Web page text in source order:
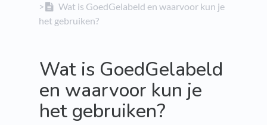
>​
Wat is GoedGelabeld en waarvoor kun je
het gebruiken?
Wat is GoedGelabeld
en waarvoor kun je
het gebruiken?